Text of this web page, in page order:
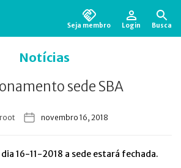
Seja membro Login Busca
Notícias
sede SBA
root novembro 16, 2018
16-11-2018 a sede estará fechada.